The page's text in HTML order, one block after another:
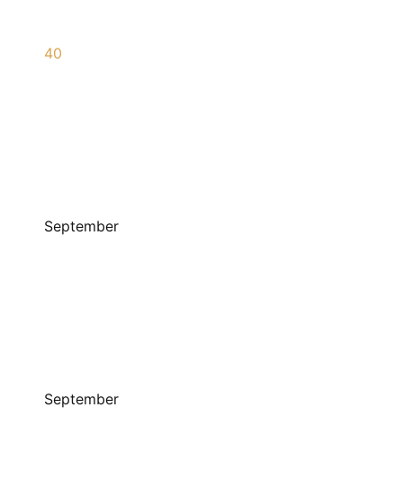
40
September
September